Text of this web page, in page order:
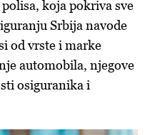
koja pokriva sve
Srbija navode
od vrste i marke
automobila, njegove
osiguranika i